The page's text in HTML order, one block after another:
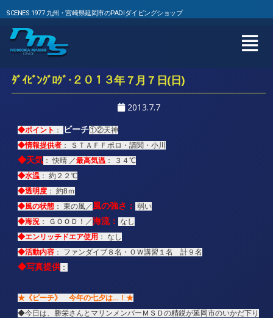
SCENES 1977 九州・宮崎県延岡市のPADIダイビングショップ
ﾀﾞｲﾋﾞﾝｸﾞﾛｸﾞ･２０１３年７月７日(日)
2013.7.7
◆ポイント ： ビーチ①②天神
◆情報提供者： ＳＴＡＦＦポロ・請関・小川
◆天気： 快晴 ／最高気温： ３４℃
◆水温： 約２２℃
◆透明度： 約8ｍ
◆風の状態： 東の風／風の強さ： 弱い
◆海況： ＧＯＯＤ！／海流： なし
◆エンリッチドエア使用 ： なし
◆活動内容： ファンダイブ８名・ＯＷ講習１名 計９名
◆写真提供：
★《ビーチ》 今年の七夕は…！★
◆今日は、勝栄さんとマリンメンバーＭＳＤの精鋭が延岡市のいかだ下り